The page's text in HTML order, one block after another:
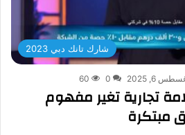
شارك تانك دبي 2023
6, 2025
0
60
تجارية تغير مفهوم
مبتكرة